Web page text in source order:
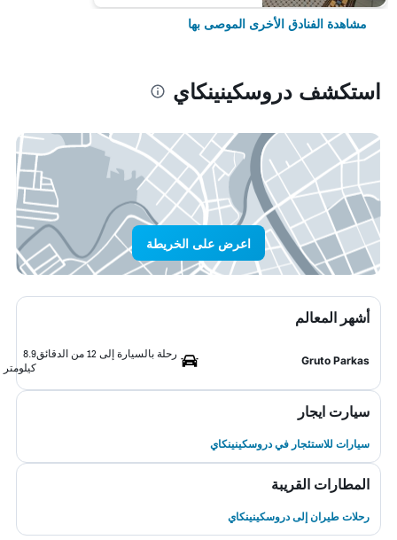
مشاهدة الفنادق الأخرى الموصى بها
استكشف دروسكينينكاي
اعرض على الخريطة
أشهر المعالم
Gruto Parkas
رحلة بالسيارة إلى 12 من الدقائق
8.9
كيلومتر
سيارت ايجار
سيارات للاستئجار في دروسكينينكاي
المطارات القريبة
رحلات طيران إلى دروسكينينكاي